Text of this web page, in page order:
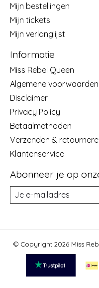
Mijn bestellingen
Mijn tickets
Mijn verlanglijst
Informatie
Miss Rebel Queen
Algemene voorwaarden
Disclaimer
Privacy Policy
Betaalmethoden
Verzenden &
Klantenservice
Abonneer je op
© Copyright 2026 Miss